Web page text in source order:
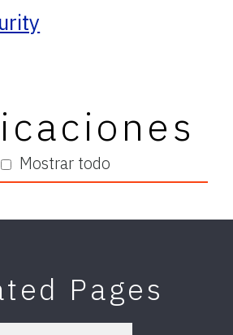
Mostrar todo
Pages